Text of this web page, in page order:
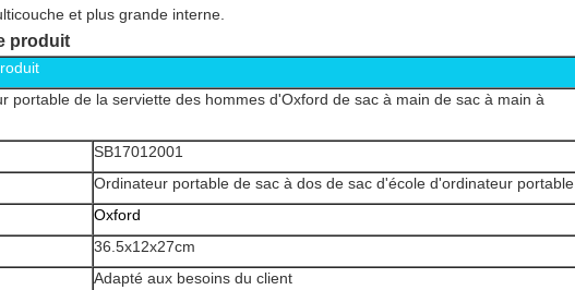
et plus grande interne.
produit
portable de la serviette des hommes d'Oxford de sac à main de sac à main à
SB17012001
Ordinateur portable de sac à dos de sac d'école d'ordinateur portable
Oxford
36.5x12x27cm
Adapté aux besoins du client